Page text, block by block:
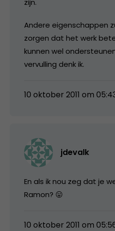
zijn.
Andere eigenschappen
zorgen dat het werk
kunnen wel
vervulling denk ik.
10 oktober 2011 om
jdevalk
En als ik nou zeg dat je
Ramon? 😛
10 oktober 2011 om